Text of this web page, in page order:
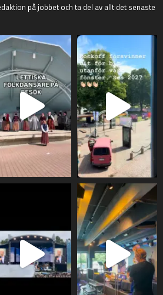
på jobbet och ta del av allt det senaste